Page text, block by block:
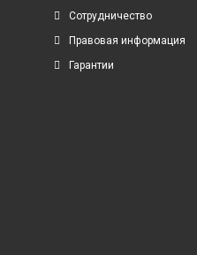
Сотрудничество
Правовая информация
Гарантии